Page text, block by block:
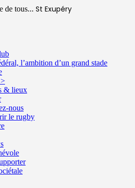
de tous... St Exupéry
l’ambition d’un grand stade
& lieux
nous
le rugby